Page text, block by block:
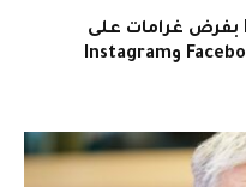
الاتحاد الأوروبي يهدد شركة Meta بفرض غرامات على